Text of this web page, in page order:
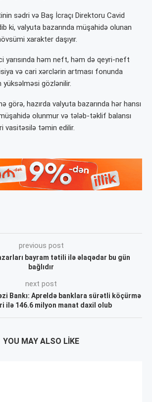
sədri və Baş İcraçı Direktoru Cavid
ki, valyuta bazarında müşahidə olunan
xarakter daşıyır.
yarısında həm neft, həm də qeyri-neft
və cari xərclərin artması fonunda
yüksəlməsi gözlənilir.
görə, hazırda valyuta bazarında hər hansı
olunmur və tələb-təklif balansı
vasitəsilə təmin edilir.
previous post
bayram tətili ilə əlaqədar bu gün
bağlıdır
next post
Bankı: Apreldə banklara sürətli köçürmə
ilə 146.6 milyon manat daxil olub
YOU MAY ALSO LIKE